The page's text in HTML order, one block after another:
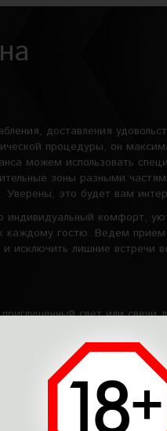
доставления
процедуры, он
можем использовать
зоны разными
это будет вам
индивидуальный комфорт,
каждому гостю. Ведем
исключить лишние встречи
свет или свечи
каждом номере есть душ,
спешить. Отводим 10 минут
Косметика уже входит в
которые не вызывают
либо специальный